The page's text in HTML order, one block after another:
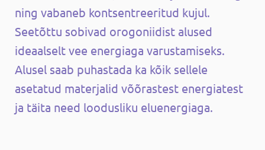
ning vabaneb kontsentreeritud kujul.
Seetõttu sobivad orogoniidist alused
ideaalselt vee energiaga varustamiseks.
Alusel saab puhastada ka kõik sellele
asetatud materjalid võõrastest energiatest
ja täita need loodusliku eluenergiaga.